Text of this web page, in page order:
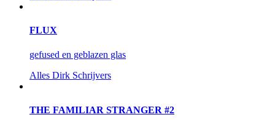
FLUX
gefused en geblazen glas
Alles Dirk Schrijvers
THE FAMILIAR STRANGER #2